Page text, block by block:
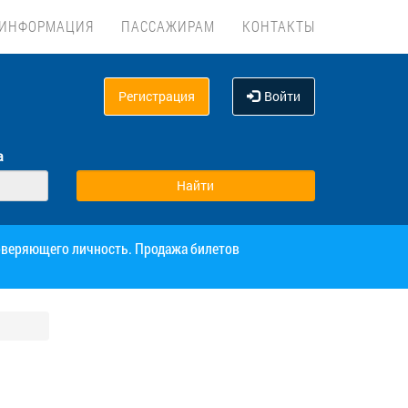
ПАССАЖИРАМ КОНТАКТЫ
Регистрация Войти
личность. Продажа билетов